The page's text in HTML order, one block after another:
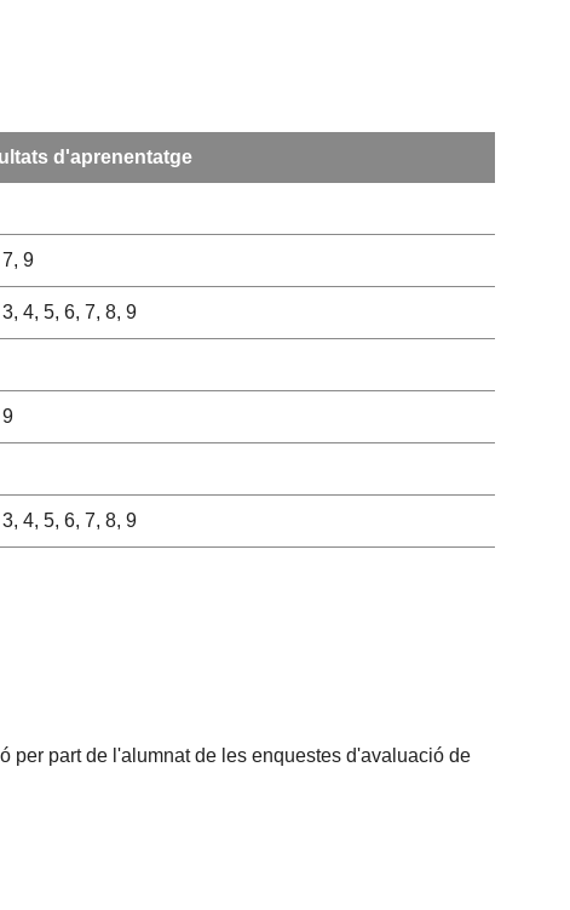
d'aprenentatge
9
4, 5, 6, 7, 8, 9
4, 5, 6, 7, 8, 9
per part de l'alumnat de les enquestes d'avaluació de